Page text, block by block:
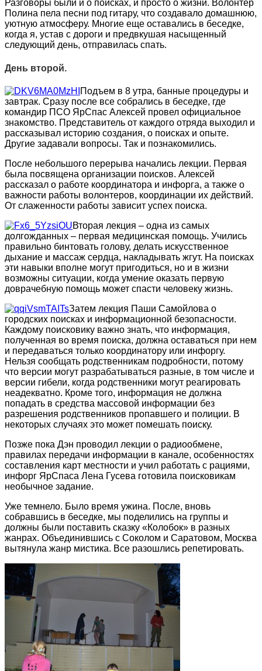
Разговоры были и о поисках, и просто о жизни. Волонтер
Полина пела песни под гитару, что создавало домашнюю,
уютную атмосферу. Многие еще оставались в беседке,
когда я, устав с дороги и предвкушая насыщенный
следующий день, отправилась спать.
День второй.
Подъем в 8 утра, банные процедуры и
завтрак. Сразу после все собрались в беседке, где
командир ПСО ЯрСпас Алексей провел официальное
знакомство. Представитель от каждого отряда выходил и
рассказывал историю создания, о поисках и опыте.
Другие задавали вопросы. Так и познакомились.
После небольшого перерыва начались лекции. Первая
была посвящена организации поисков. Алексей
рассказал о работе координатора и инфорга, а также о
важности работы волонтеров, координации их действий.
От слаженности работы зависит успех поиска.
Вторая лекция – одна из самых
долгожданных – первая медицинская помощь. Учились
правильно бинтовать голову, делать искусственное
дыхание и массаж сердца, накладывать жгут. На поисках
эти навыки вполне могут пригодиться, но и в жизни
возможны ситуации, когда умение оказать первую
доврачебную помощь может спасти человеку жизнь.
Затем лекция Паши Самойлова о
городских поисках и информационной безопасности.
Каждому поисковику важно знать, что информация,
полученная во время поиска, должна оставаться при нем
и передаваться только координатору или инфоргу.
Нельзя сообщать родственникам подробности, потому
что версии могут разрабатываться разные, в том числе и
версии гибели, когда родственники могут реагировать
неадекватно. Кроме того, информация не должна
попадать в средства массовой информации без
разрешения родственников пропавшего и полиции. В
некоторых случаях это может помешать поиску.
Позже пока Дэн проводил лекции о радиообмене,
правилах передачи информации в канале, особенностях
составления карт местности и учил работать с рациями,
инфорг ЯрСпаса Лена Гусева готовила поисковикам
необычное задание.
Уже темнело. Было время ужина. После, вновь
собравшись в беседке, мы поделились на группы и
должны были поставить сказку «Колобок» в разных
жанрах. Объединившись с Соколом и Саратовом, Москва
вытянула жанр мистика. Все разошлись репетировать.